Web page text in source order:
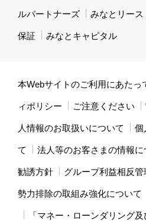
ルパートナーズ みなとリース
保証 みなとキャピタル
本Webサイトのご利用にあたっ
ィポリシー ご注意ください
人情報のお取扱いについて 個
て 法人等のお客さまの情報に
勧誘方針 グループ利益相反
勢力排除の取組み強化について
「マネー・ローンダリング